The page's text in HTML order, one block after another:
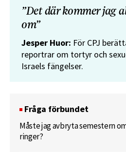
”Det där kommer jag
om”
Jesper Huor: För CPJ
reportrar om tortyr och
Israels fängelser.
Fråga förbundet
Måste jag avbryta semestern
ringer?